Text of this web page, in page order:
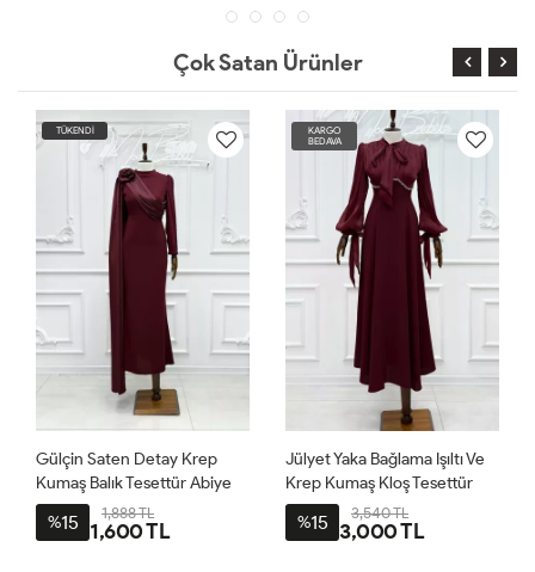
Çok Satan Ürünler
TÜKENDİ
Gülçin Saten Detay Krep
Kumaş Balık Tesettür Abiye
Bordo
%15 1,888 TL
1,600 TL
KARGO
BEDAVA
Jülyet Yaka Bağlama Işıltı Ve
Krep Kumaş Kloş Tesettür
Abiye Bordo
%15 3,540 TL
3,000 TL